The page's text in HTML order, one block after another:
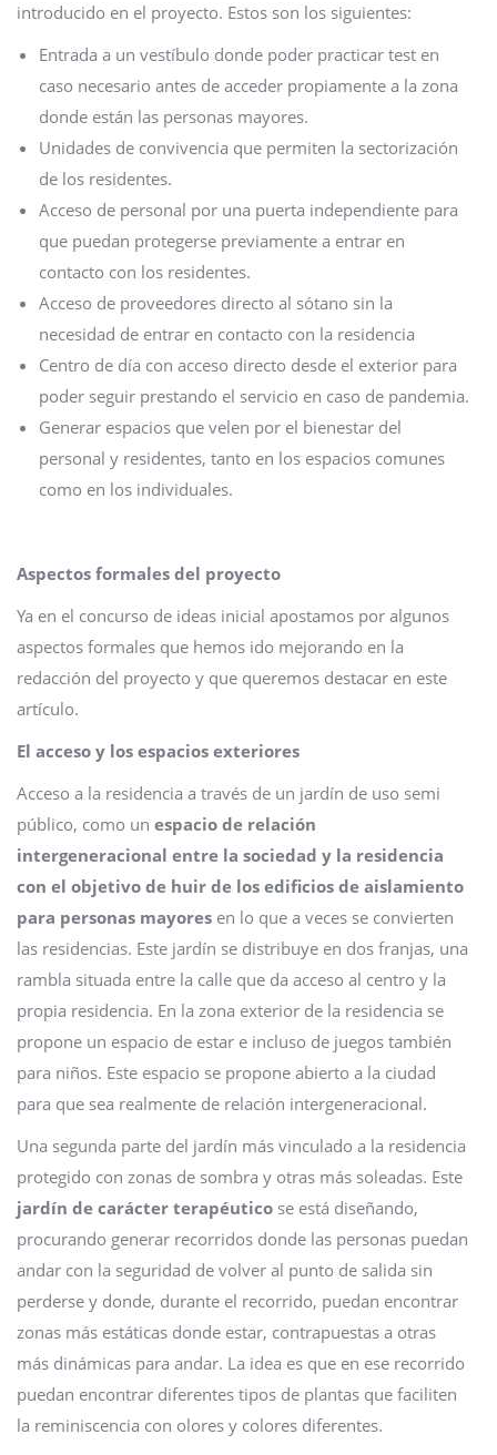
introducido en el proyecto. Estos son los siguientes:
Entrada a un vestíbulo donde poder practicar test en
caso necesario antes de acceder propiamente a la zona
donde están las personas mayores.
Unidades de convivencia que permiten la sectorización
de los residentes.
Acceso de personal por una puerta independiente para
que puedan protegerse previamente a entrar en
contacto con los residentes.
Acceso de proveedores directo al sótano sin la
necesidad de entrar en contacto con la residencia
Centro de día con acceso directo desde el exterior para
poder seguir prestando el servicio en caso de pandemia.
Generar espacios que velen por el bienestar del
personal y residentes, tanto en los espacios comunes
como en los individuales.
Aspectos formales del proyecto
Ya en el concurso de ideas inicial apostamos por algunos
aspectos formales que hemos ido mejorando en la
redacción del proyecto y que queremos destacar en este
artículo.
El acceso y los espacios exteriores
Acceso a la residencia a través de un jardín de uso semi
público, como un espacio de relación
intergeneracional entre la sociedad y la residencia
con el objetivo de huir de los edificios de aislamiento
para personas mayores en lo que a veces se convierten
las residencias. Este jardín se distribuye en dos franjas, una
rambla situada entre la calle que da acceso al centro y la
propia residencia. En la zona exterior de la residencia se
propone un espacio de estar e incluso de juegos también
para niños. Este espacio se propone abierto a la ciudad
para que sea realmente de relación intergeneracional.
Una segunda parte del jardín más vinculado a la residencia
protegido con zonas de sombra y otras más soleadas. Este
jardín de carácter terapéutico se está diseñando,
procurando generar recorridos donde las personas puedan
andar con la seguridad de volver al punto de salida sin
perderse y donde, durante el recorrido, puedan encontrar
zonas más estáticas donde estar, contrapuestas a otras
más dinámicas para andar. La idea es que en ese recorrido
puedan encontrar diferentes tipos de plantas que faciliten
la reminiscencia con olores y colores diferentes.